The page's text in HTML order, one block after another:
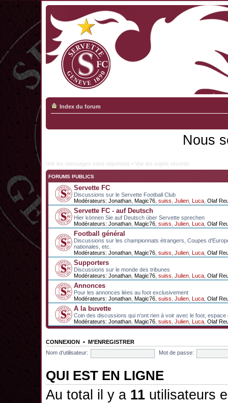
Index du forum
Nous
Voir les messages sans réponses • Voir les sujets récents
FORUMS PUBLICS
Servette FC
Discussions sur le Servette Football Club
Modérateurs: Jonathan Magic76 suiss Julien Luca Olaf
Servette FC - auf Deutsch
Hier können Sie auf Deutsch über Servette sprechen
Modérateurs: Jonathan Magic76 suiss Julien Luca Olaf
Football général
Discussions sur les championnats étrangers, Coupes
nationales, etc.
Modérateurs: Jonathan Magic76 suiss Julien Luca Olaf
Supporters
Discussions sur le monde des tribunes
Modérateurs: Jonathan Magic76 suiss Julien Luca Olaf
Annonces
Pour les annonces liées au foot exclusivement
Modérateurs: Jonathan Magic76 suiss Julien Luca Olaf
A la buvette
Coin des discussions qui n'ont rien à voir avec le foot, espace
Modérateurs: Jonathan Magic76 suiss Julien Luca Olaf
CONNEXION • M’ENREGISTRER
Nom d’utilisateur:
Mot de passe:
QUI EST EN LIGNE
Au total il y a 11 utilisateurs